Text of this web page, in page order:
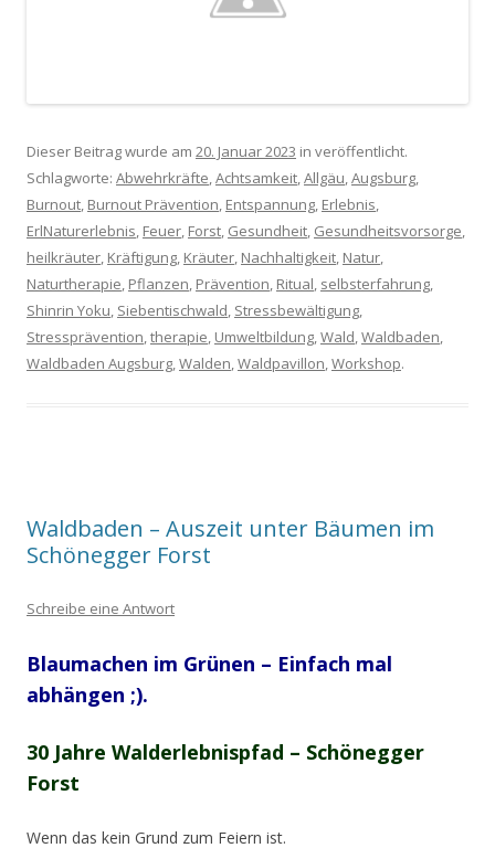
Dieser Beitrag wurde am 20. Januar 2023 in veröffentlicht.
Schlagworte: Abwehrkräfte,Achtsamkeit,Allgäu,Augsburg,
Burnout, Burnout Prävention, Entspannung, Erlebnis,
ErlNaturerlebnis, Feuer, Forst, Gesundheit, Gesundheitsvorsorge,
heilkräuter, Kräftigung, Kräuter, Nachhaltigkeit, Natur,
Naturtherapie, Pflanzen, Prävention, Ritual, selbsterfahrung,
Shinrin Yoku, Siebentischwald, Stressbewältigung,
Stressprävention,therapie, Umweltbildung,Wald,Waldbaden,
Waldbaden Augsburg,Walden,Waldpavillon,Workshop.
Waldbaden – Auszeit unter Bäumen im
Schönegger Forst
Schreibe eine Antwort
Blaumachen im Grünen – Einfach mal
abhängen ;).
30 Jahre Walderlebnispfad – Schönegger
Forst
Wenn das kein Grund zum Feiern ist.